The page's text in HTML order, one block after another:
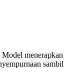
Model menerapkan
sambil